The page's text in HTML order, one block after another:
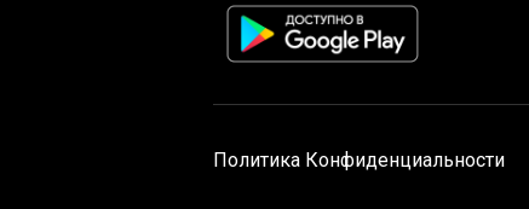
Политика Конфиденциальности